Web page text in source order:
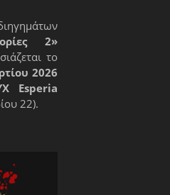
2»
το
2026
Esperia
22).